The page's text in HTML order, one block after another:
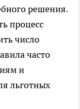
решения.
процесс
число
часто
и
льготных